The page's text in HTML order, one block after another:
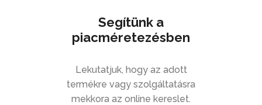
Segítünk a
piacméretezésben
Lekutatjuk, hogy az adott
termékre vagy szolgáltatásra
mekkora az online kereslet.